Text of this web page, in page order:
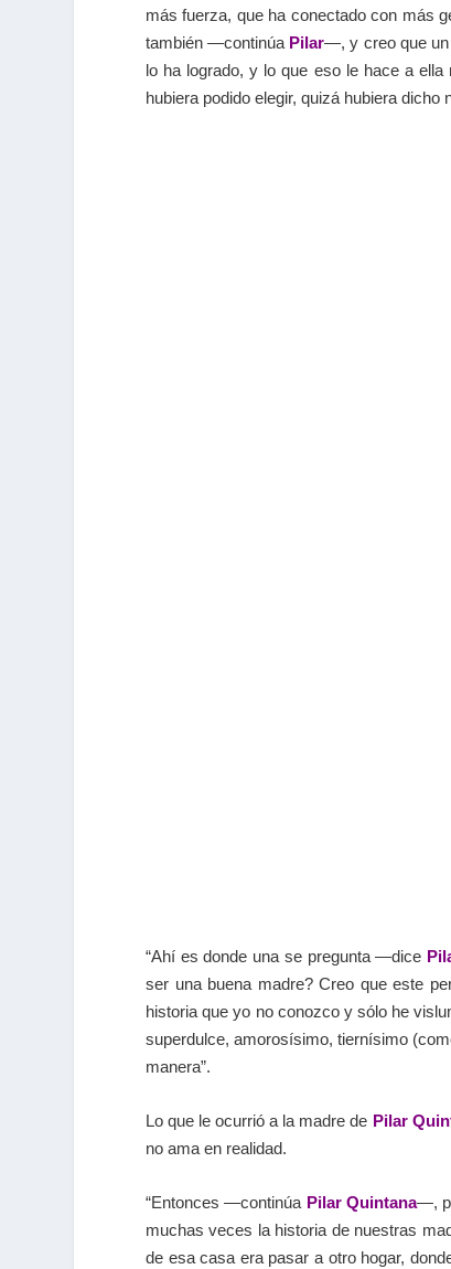
más fuerza, que ha conectado con más
también —continúa Pilar—, y creo que un
lo ha logrado, y lo que eso le hace a
hubiera podido elegir, quizá hubiera
“Ahí es donde una se pregunta —dice
ser una buena madre? Creo que este
historia que yo no conozco y sólo he
superdulce, amorosísimo, tiernísimo
manera”.
Lo que le ocurrió a la madre de Pilar
no ama en realidad.
“Entonces —continúa Pilar Quintana—,
muchas veces la historia de nuestras
de esa casa era pasar a otro hogar,